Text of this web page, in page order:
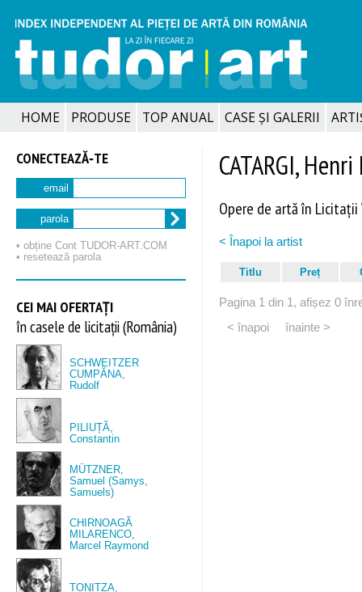
HOME PRODUSE TOP ANUAL CASE ȘI GALERII
CONECTEAZĂ‑TE
email
parola
• obține Cont TUDOR‑ART.COM
• resetează parola
CEI MAI OFERTAȚI
în casele de licitații (România)
SCHWEITZER
CUMPĂNA,
Rudolf
PILIUȚĂ,
Constantin
MÜTZNER,
Samuel (Samys,
Samuels)
CHIRNOAGĂ
MILARENCO,
Marcel Raymond
TONITZA,
CATARGI, Henri
Opere de artă în
< Înapoi la artist
Titlu Preț
Pagina 1 din 1, afișez 0
< înapoi
înainte >